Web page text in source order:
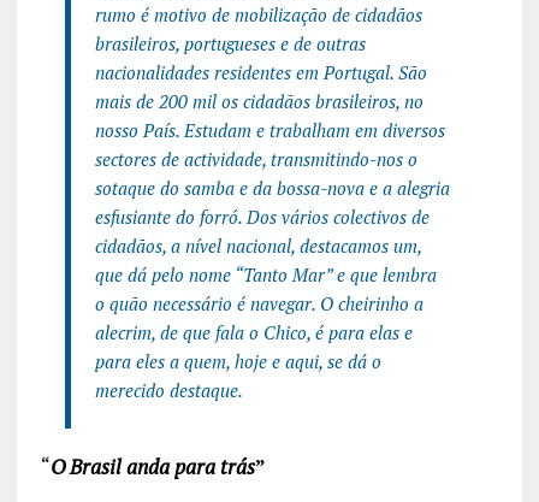
rumo é motivo de mobilização de cidadãos
brasileiros, portugueses e de outras
nacionalidades residentes em Portugal. São
mais de 200 mil os cidadãos brasileiros, no
nosso País. Estudam e trabalham em diversos
sectores de actividade, transmitindo-nos o
sotaque do samba e da bossa-nova e a alegria
esfusiante do forró. Dos vários colectivos de
cidadãos, a nível nacional, destacamos um,
que dá pelo nome “Tanto Mar” e que lembra
o quão necessário é navegar. O cheirinho a
alecrim, de que fala o Chico, é para elas e
para eles a quem, hoje e aqui, se dá o
merecido destaque.
“O Brasil anda para trás”